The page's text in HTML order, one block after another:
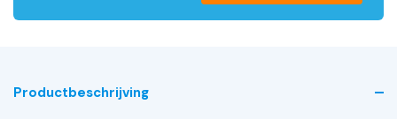
Productbeschrijving